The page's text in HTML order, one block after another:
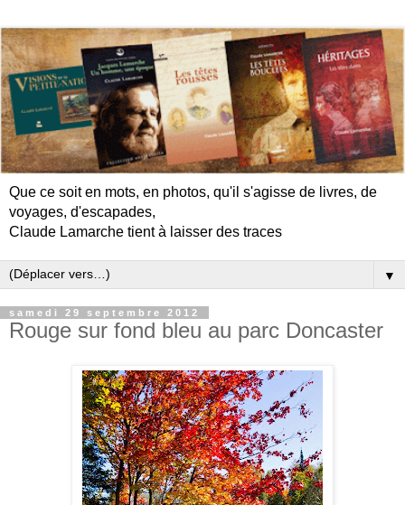
Que ce soit en mots, en photos, qu'il s'agisse de livres, de
voyages, d'escapades,
Claude Lamarche tient à laisser des traces
▼
samedi 29 septembre 2012
Rouge sur fond bleu au parc Doncaster